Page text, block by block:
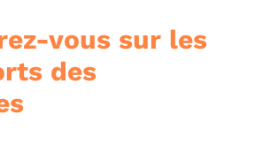
vous sur les
des